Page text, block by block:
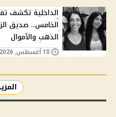
الداخلية تكشف
الخامس.. صديق
الذهب والأموال